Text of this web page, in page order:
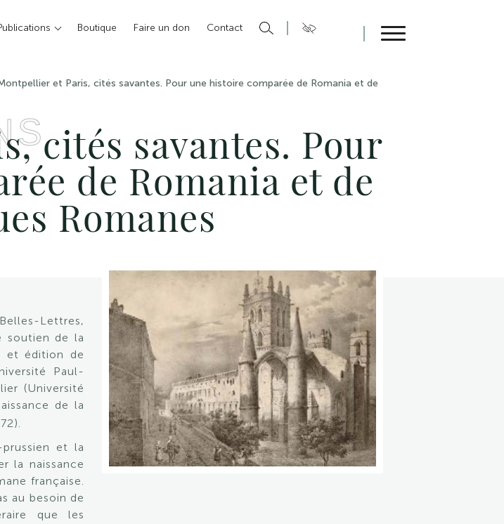
Boutique Faire un don
Contact
et Paris, cités savantes. Pour une histoire comparée de Romania et de
cités savantes. Pour
de Romania et de
Romanes
Lettres,
soutien de la
et édition de
Paul-
(Université
de la
et la
la naissance
française.
au besoin de
que les